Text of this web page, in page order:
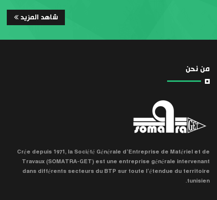
شاهد المزيد
من نحن
Crée depuis 1971, la Société Générale d’Entreprise de Matériel et de
Travaux (SOMATRA-GET) est une entreprise générale intervenant
dans différents secteurs du BTP sur toute l’étendue du territoire
tunisien.